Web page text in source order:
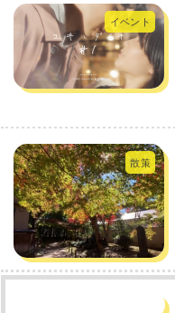
イベント
散策